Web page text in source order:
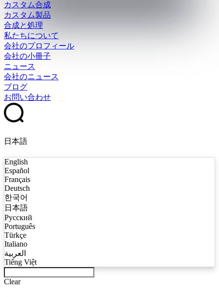
カスタム合成
カスタム製品
合成と処理
私たちについて
会社のプロフィール
会社の小冊子
ニュース
会社のニュース
ブログ
お問い合わせ
日本語
English
Español
Français
Deutsch
한국어
日本語
Русский
Português
Türkçe
Italiano
العربية
Tiếng Việt
Clear